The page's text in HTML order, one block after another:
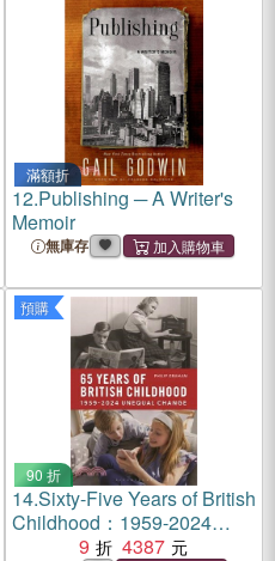
滿額折
12.Publishing ─ A Writer's
Memoir
無庫存
預購
90 折
14.Sixty-Five Years of British
Childhood：1959-2024
Unequal Change
9 4387